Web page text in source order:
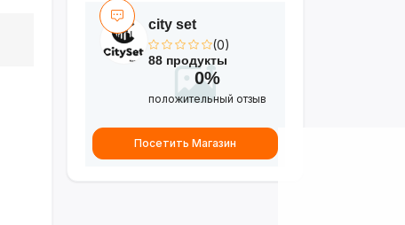
city set
(0)
88 продукты
0%
положительный отзыв
Посетить Магазин